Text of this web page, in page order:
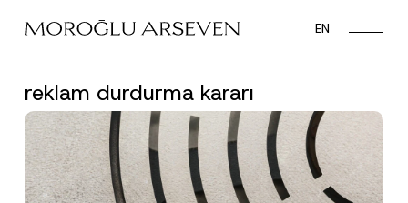
main
EN
reklam durdurma kararı